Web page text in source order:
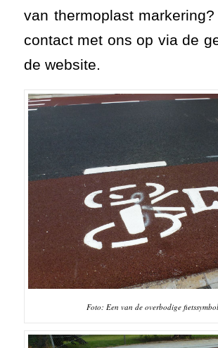
van thermoplast
contact met ons op via de
de website.
Foto: Een van de overbodige